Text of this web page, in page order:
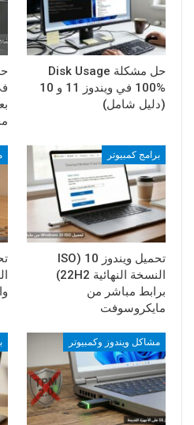
حل مشكلة Disk Usage
100% في ويندوز 11 و 10
(دليل شامل)
برامج كمبيوتر
تحميل ويندوز 10 (ISO
النسخة النهائية 22H2)
برابط مباشر من
مايكروسوفت
مشاكل ويندوز وكمبيوتر